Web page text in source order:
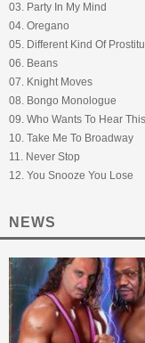
03. Party In My Mind
04. Oregano
05. Different Kind Of
06. Beans
07. Knight Moves
08. Bongo Monologue
09. Who Wants To Hear This
10. Take Me To Broadway
11. Never Stop
12. You Snooze You Lose
NEWS